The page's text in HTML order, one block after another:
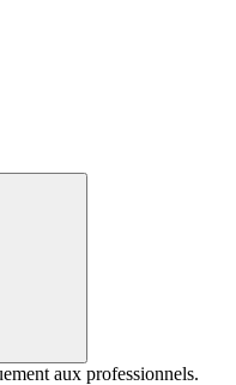
aux professionnels.